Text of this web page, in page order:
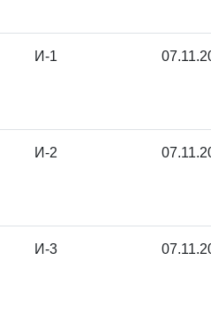
И-1
И-2
И-3